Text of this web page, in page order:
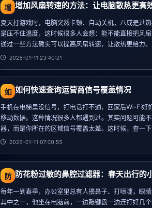
增 增加风扇转速的方法：让电脑散热更高
夏天打游戏时，电脑突然卡顿、自动关机，八成是过
是压不住温度，这时候很多人会想：能不能直接把风扇
通过一些方法确实可以提高风扇转速，让散热更给力。
2026-01-11 23:40:21
如 如何快速查询运营商信号覆盖情况
手机在电梯里没信号，打电话打不通，回家后Wi-Fi好
移动数据。这种情况很多人都遇到过。其实问题可能
器，而是你所在的区域信号覆盖太差。这时候，查一
2026-01-11 07:00:55
防 防花粉过敏的鼻腔过滤器：春天出行的
每年一到春季，办公室里总有人擤鼻子、打喷嚏，眼
其中之一，他坐在电脑前，一边敲键盘一边连打好几